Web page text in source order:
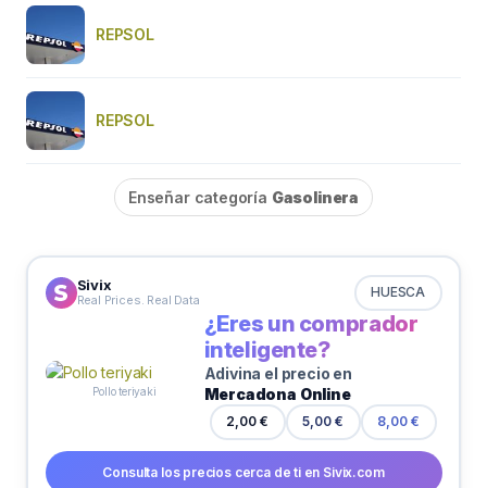
REPSOL
REPSOL
Enseñar categoría Gasolinera
Sivix
Real Prices. Real Data HUESCA
Pollo teriyaki
¿Eres un comprador
inteligente?
Adivina el precio en
Mercadona Online
2,00 € 5,00 € 8,00 €
Consulta los precios cerca de ti en Sivix.com